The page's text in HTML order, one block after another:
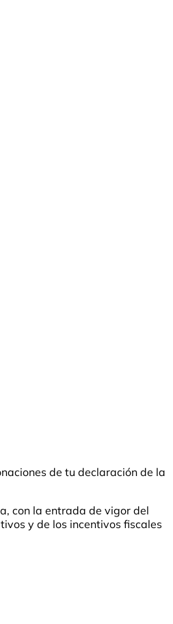
de tu declaración de la
con la entrada de vigor del
y de los incentivos fiscales